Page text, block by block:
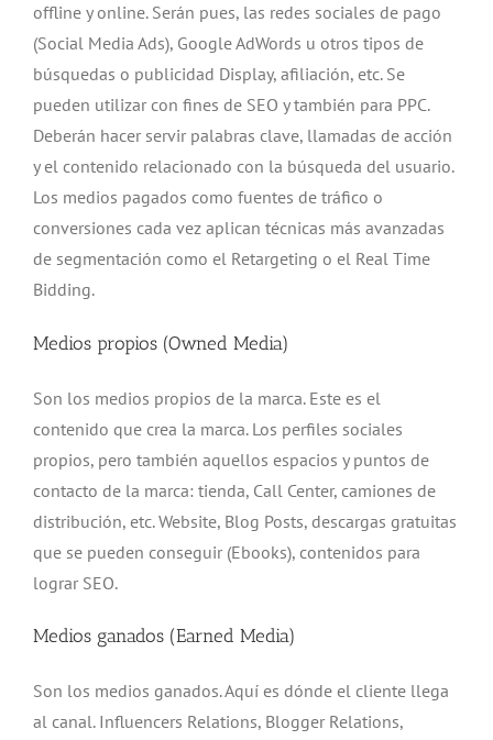
offline y online. Serán pues, las redes sociales de pago
(Social Media Ads), Google AdWords u otros tipos de
búsquedas o publicidad Display, afiliación, etc. Se
pueden utilizar con fines de SEO y también para PPC.
Deberán hacer servir palabras clave, llamadas de acción
y el contenido relacionado con la búsqueda del usuario.
Los medios pagados como fuentes de tráfico o
conversiones cada vez aplican técnicas más avanzadas
de segmentación como el Retargeting o el Real Time
Bidding.
Medios propios (Owned Media)
Son los medios propios de la marca. Este es el
contenido que crea la marca. Los perfiles sociales
propios, pero también aquellos espacios y puntos de
contacto de la marca: tienda, Call Center, camiones de
distribución, etc. Website, Blog Posts, descargas gratuitas
que se pueden conseguir (Ebooks), contenidos para
lograr SEO.
Medios ganados (Earned Media)
Son los medios ganados. Aquí es dónde el cliente llega
al canal. Influencers Relations, Blogger Relations,